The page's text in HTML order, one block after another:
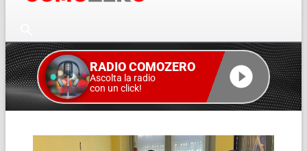
RADIO COMOZERO
Ascolta la radio
con un click!